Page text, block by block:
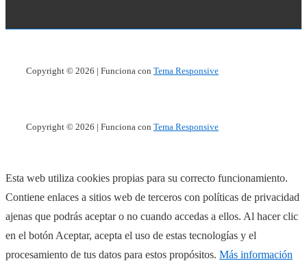
Copyright © 2026 | Funciona con Tema Responsive
Copyright © 2026 | Funciona con Tema Responsive
Esta web utiliza cookies propias para su correcto funcionamiento.
Contiene enlaces a sitios web de terceros con políticas de privacidad
ajenas que podrás aceptar o no cuando accedas a ellos. Al hacer clic
en el botón Aceptar, acepta el uso de estas tecnologías y el
procesamiento de tus datos para estos propósitos. Más información